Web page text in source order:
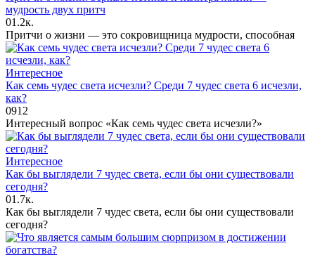
мудрость двух притч
01.2к.
Притчи о жизни — это сокровищница мудрости, способная
Интересное
Как семь чудес света исчезли? Среди 7 чудес света 6 исчезли,
как?
0912
Интересный вопрос «Как семь чудес света исчезли?»
Интересное
Как бы выглядели 7 чудес света, если бы они существовали
сегодня?
01.7к.
Как бы выглядели 7 чудес света, если бы они существовали
сегодня?